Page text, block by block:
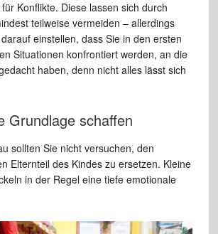
Konflikte. Diese lassen sich durch
teilweise vermeiden – allerdings
einstellen, dass Sie in den ersten
Situationen konfrontiert werden, an die
haben, denn nicht alles lässt sich
Grundlage schaffen
sollten Sie nicht versuchen, den
Elternteil des Kindes zu ersetzen. Kleine
in der Regel eine tiefe emotionale